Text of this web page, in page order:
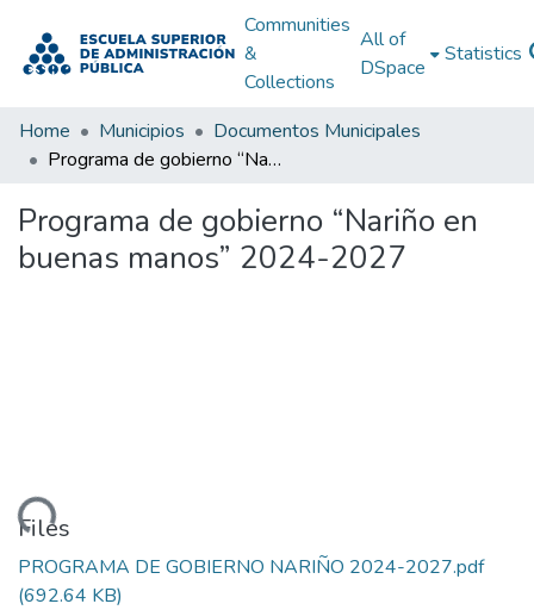
Communities
&
Collections
All of
DSpace
Statistics
Home Municipios
Documentos Municipales
Programa de gobierno “Nariño en buenas manos” 2024-2027
Programa de gobierno “Nariño en
buenas manos” 2024-2027
Files
PROGRAMA DE GOBIERNO NARIÑO 2024-2027.pdf
(692.64 KB)